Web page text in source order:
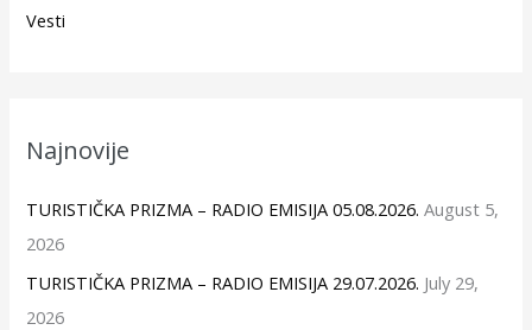
Vesti
Najnovije
TURISTIČKA PRIZMA – RADIO EMISIJA 05.08.2026. August 5,
2026
TURISTIČKA PRIZMA – RADIO EMISIJA 29.07.2026. July 29,
2026